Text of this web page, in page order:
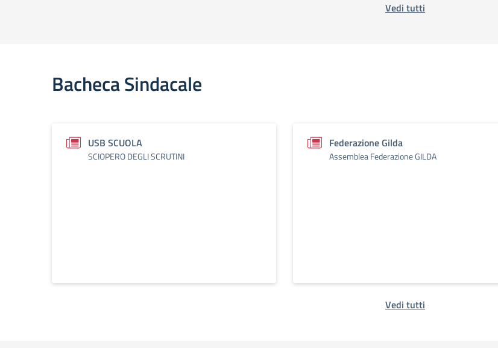
Vedi tutti
Bacheca Sindacale
USB SCUOLA
SCIOPERO DEGLI SCRUTINI
Federazione Gilda
Assemblea Federazione GILDA
Vedi tutti